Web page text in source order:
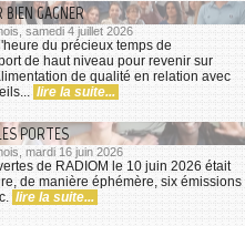
BIEN GAGNER
samedi 4 juillet 2026
du précieux temps de
de haut niveau pour revenir sur
de qualité en relation avec
lire la suite...
PORTES
mardi 16 juin 2026
de RADIOM le 10 juin 2026 était
de manière éphémère, six émissions
lire la suite...